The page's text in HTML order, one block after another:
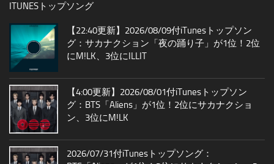
ITUNESトップソング
【22:40更新】2026/08/09付iTunesトップソン
グ：サカナクション「夜の踊り子」が1位！2位
にM!LK、3位にILLIT
【4:00更新】2026/08/01付iTunesトップソン
グ：BTS「Aliens」が1位！2位にサカナクショ
ン、3位にM!LK
2026/07/31付iTunesトップソング：